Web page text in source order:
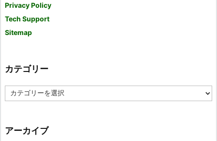
Privacy Policy
Tech Support
Sitemap
カテゴリー
テ
ー
アーカイブ